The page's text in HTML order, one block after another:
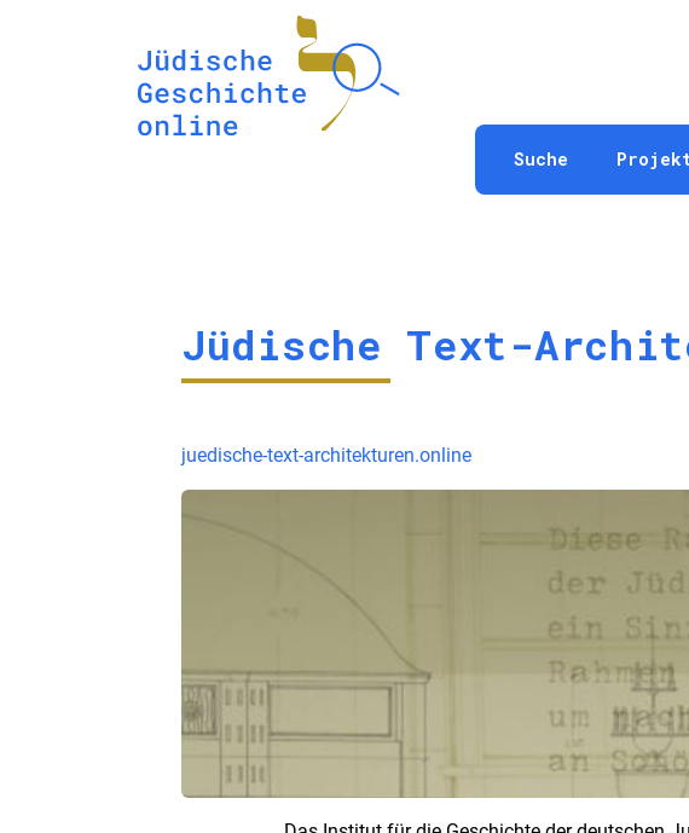
Suche
Jüdische Text-
juedische-text-architekturen.online